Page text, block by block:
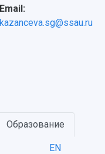
Email:
kazanceva.sg@ssau.ru
Образование
EN